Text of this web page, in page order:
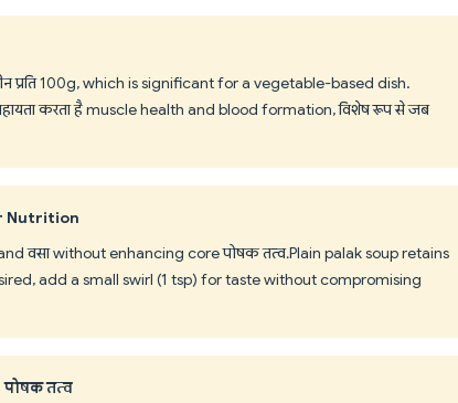
प्रति 100g, which is significant for a vegetable-based dish.
करता है muscle health and blood formation, विशेष रूप से जब
Nutrition
वसा without enhancing core पोषक तत्व. Plain palak soup retains
add a small swirl (1 tsp) for taste without compromising
तत्व